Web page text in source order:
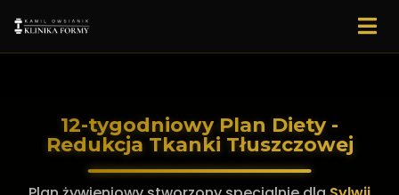
12-tygodniowy Plan Diety -
Redukcja Tkanki Tłuszczowej